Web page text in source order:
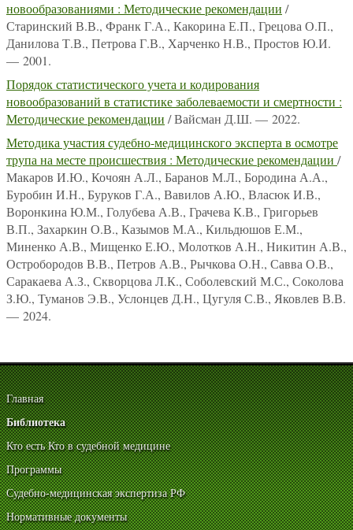
новообразованиями : Методические рекомендации /
Старинский В.В., Франк Г.А., Какорина Е.П., Грецова О.П.,
Данилова Т.В., Петрова Г.В., Харченко Н.В., Простов Ю.И.
— 2001.
Порядок статистического учета и кодирования
новообразований в статистике заболеваемости и смертности :
Методические рекомендации / Вайсман Д.Ш. — 2022.
Методика участия судебно-медицинского эксперта в осмотре
трупа на месте происшествия : Методические рекомендации /
Макаров И.Ю., Кочоян А.Л., Баранов М.Л., Бородина А.А.,
Буробин И.Н., Буруков Г.А., Вавилов А.Ю., Власюк И.В.,
Воронкина Ю.М., Голубева А.В., Грачева К.В., Григорьев
В.П., Захаркин О.В., Казымов М.А., Кильдюшов Е.М.,
Миненко А.В., Мищенко Е.Ю., Молотков А.Н., Никитин А.В.,
Остробородов В.В., Петров А.В., Рычкова О.Н., Савва О.В.,
Саракаева А.З., Скворцова Л.К., Соболевский М.С., Соколова
З.Ю., Туманов Э.В., Услонцев Д.Н., Цугуля С.В., Яковлев В.В.
— 2024.
Главная
Библиотека
Кто есть Кто в судебной медицине
Программы
Судебно-медицинская экспертиза РФ
Нормативные документы